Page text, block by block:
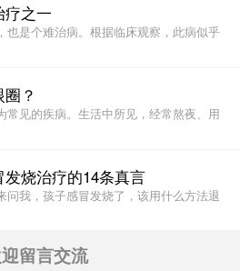
疗之一
也是个难治病。根据临床观察，此病似乎
？
常见的疾病。生活中所见，经常熬夜、用
烧治疗的14条真言
问我，孩子感冒发烧了，该用什么方法退
留言交流